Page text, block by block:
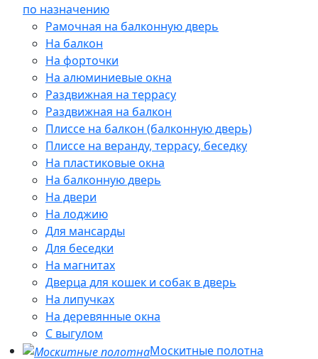
по назначению
Рамочная на балконную дверь
На балкон
На форточки
На алюминиевые окна
Раздвижная на террасу
Раздвижная на балкон
Плиссе на балкон (балконную дверь)
Плиссе на веранду, террасу, беседку
На пластиковые окна
На балконную дверь
На двери
На лоджию
Для мансарды
Для беседки
На магнитах
Дверца для кошек и собак в дверь
На липучках
На деревянные окна
С выгулом
Москитные полотна